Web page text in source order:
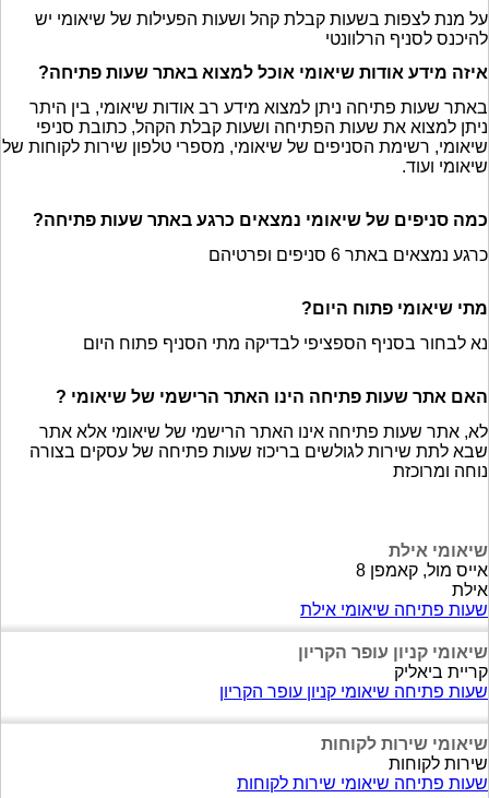
על מנת לצפות בשעות קבלת קהל ושעות הפעילות של שיאומי יש
להיכנס לסניף הרלוונטי
איזה מידע אודות שיאומי אוכל למצוא באתר שעות פתיחה?
באתר שעות פתיחה ניתן למצוא מידע רב אודות שיאומי, בין היתר
ניתן למצוא את שעות הפתיחה ושעות קבלת הקהל, כתובת סניפי
שיאומי, רשימת הסניפים של שיאומי, מספרי טלפון שירות לקוחות של
שיאומי ועוד.
כמה סניפים של שיאומי נמצאים כרגע באתר שעות פתיחה?
כרגע נמצאים באתר 6 סניפים ופרטיהם
מתי שיאומי פתוח היום?
נא לבחור בסניף הספציפי לבדיקה מתי הסניף פתוח היום
האם אתר שעות פתיחה הינו האתר הרישמי של שיאומי ?
לא, אתר שעות פתיחה אינו האתר הרישמי של שיאומי אלא אתר
שבא לתת שירות לגולשים בריכוז שעות פתיחה של עסקים בצורה
נוחה ומרוכזת
שיאומי אילת
אייס מול, קאמפן 8
אילת
שעות פתיחה שיאומי אילת
שיאומי קניון עופר הקריון
קריית ביאליק
שעות פתיחה שיאומי קניון עופר הקריון
שיאומי שירות לקוחות
שירות לקוחות
שעות פתיחה שיאומי שירות לקוחות